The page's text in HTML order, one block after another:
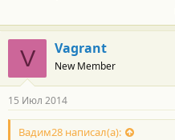
V Vagrant
New Member
15 Июл 2014
Вадим28 написал(а):